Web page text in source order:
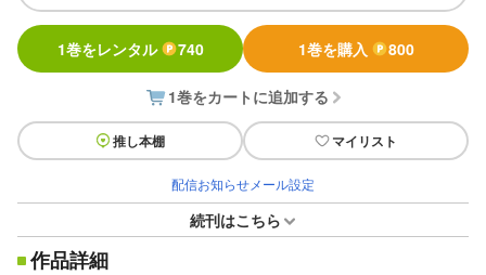
1巻をレンタル 740 1巻を購入 800
1巻をカートに追加する
推し本棚 マイリスト
配信お知らせメール設定
続刊はこちら
作品詳細